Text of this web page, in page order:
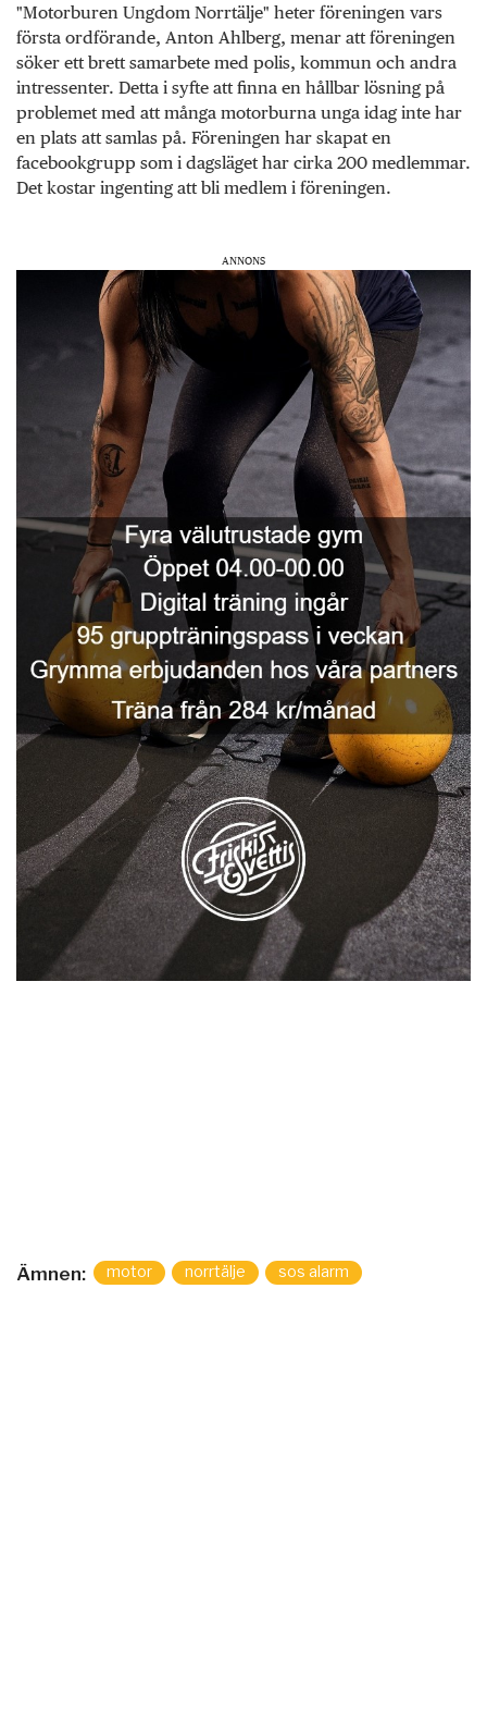
"Motorburen Ungdom Norrtälje" heter föreningen vars
första ordförande, Anton Ahlberg, menar att föreningen
söker ett brett samarbete med polis, kommun och andra
intressenter. Detta i syfte att finna en hållbar lösning på
problemet med att många motorburna unga idag inte har
en plats att samlas på. Föreningen har skapat en
facebookgrupp som i dagsläget har cirka 200 medlemmar.
Det kostar ingenting att bli medlem i föreningen.
ANNONS
Ämnen: motor norrtälje sos alarm